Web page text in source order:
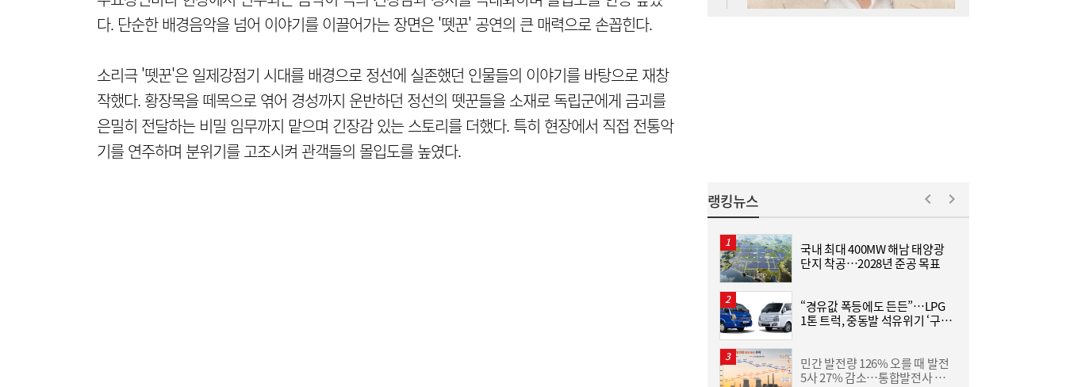
다. 단순한 배경음악을 넘어 이야기를 이끌어가는 장면은 '뗏꾼' 공연의 큰 매력으로 손꼽힌다.
소리극 '뗏꾼'은 일제강점기 시대를 배경으로 정선에 실존했던 인물들의 이야기를 바탕으로 재창
작했다. 황장목을 떼목으로 엮어 경성까지 운반하던 정선의 뗏꾼들을 소재로 독립군에게 금괴를
은밀히 전달하는 비밀 임무까지 맡으며 긴장감 있는 스토리를 더했다. 특히 현장에서 직접 전통악
기를 연주하며 분위기를 고조시켜 관객들의 몰입도를 높였다.
16:35
[여전사 풍향계] KB국민카드, ‘유스클럽 체크
카드’ 20만장 돌파外
랭킹뉴스
국내 최대 400MW 해남 태양광
단지 착공…2028년 준공 목표
“경유값 폭등에도 든든”…LPG
1톤 트럭, 중동발 석유위기 ‘구원
민간 발전량 126% 오를 때 발전
5사 27% 감소…통합발전사 출